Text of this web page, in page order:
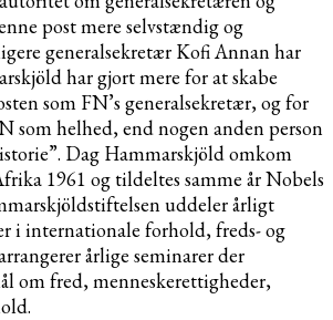
post mere selvstændig og
generalsekretær Kofi Annan har
har gjort mere for at skabe
som FN’s generalsekretær, og for
som helhed, end nogen anden person
Dag Hammarskjöld omkom
1961 og tildeltes samme år Nobels
uddeler årligt
i internationale forhold, freds- og
årlige seminarer der
om fred, menneskerettigheder,